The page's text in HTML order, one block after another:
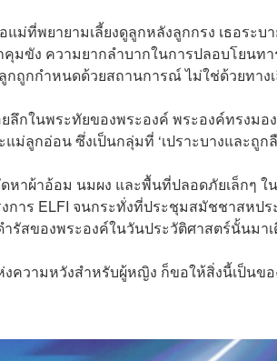
ม่ที่พยายามเลี้ยงดูลูกหลังลูกกรง เธอระ
ขัง ความยากลำบากในการปลอบโยนทา
ถูกกำหนดด้วยสถานการณ์ ไม่ใช่ด้วยทางเ
ลึกในพระทัยของพระองค์ พระองค์ทรงม
ม่ลูกอ่อน ซึ่งเป็นกลุ่มที่ ‘เปราะบางและถูก
หาผ้าอ้อม นมผง และพื้นที่ปลอดภัยเล็กๆ ใน
การ ELFI จนกระทั่งที่ประชุมสมัชชาสหปร
รัสของพระองค์ในวันประวัติศาสตร์นั้นมา
งความหวังสำหรับผู้หญิง ก็ขอให้สิ่งนี้เป็น